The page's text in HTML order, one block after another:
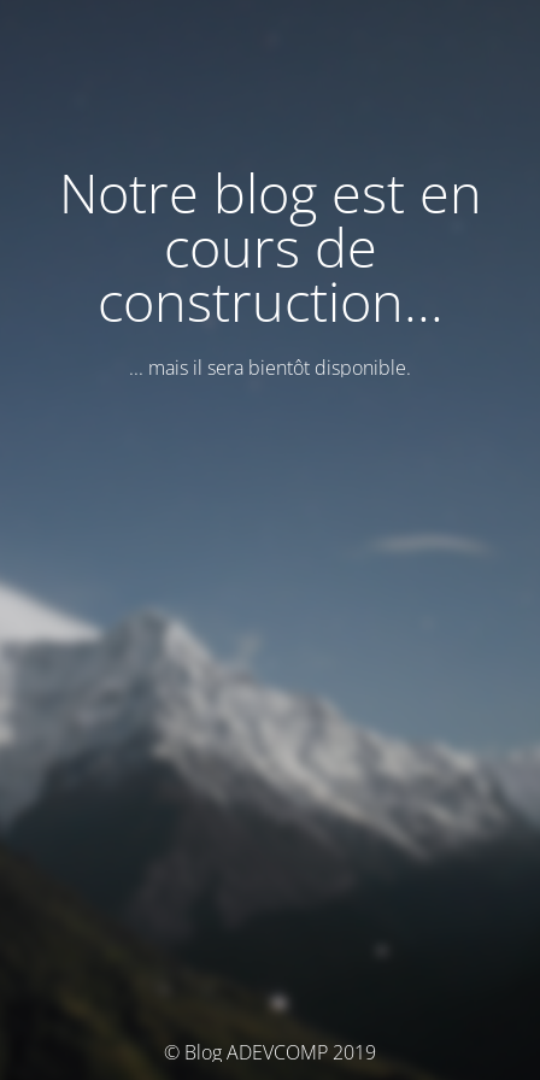
Notre blog est en
cours de
construction...
... mais il sera bientôt disponible.
© Blog ADEVCOMP 2019